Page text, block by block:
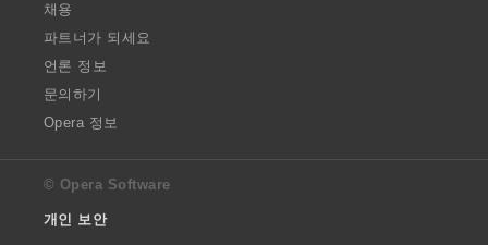
채용
파트너가 되세요
언론 정보
문의하기
Opera 정보
© Opera Software
개인 보안